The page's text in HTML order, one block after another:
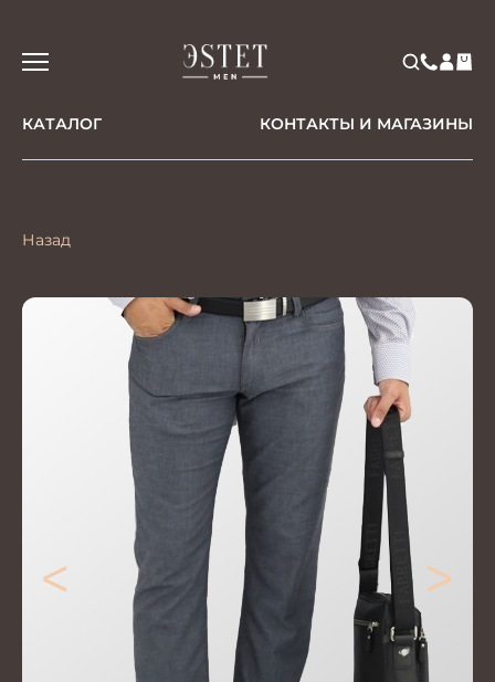
КАТАЛОГ КОНТАКТЫ И МАГАЗИНЫ
Назад
< >